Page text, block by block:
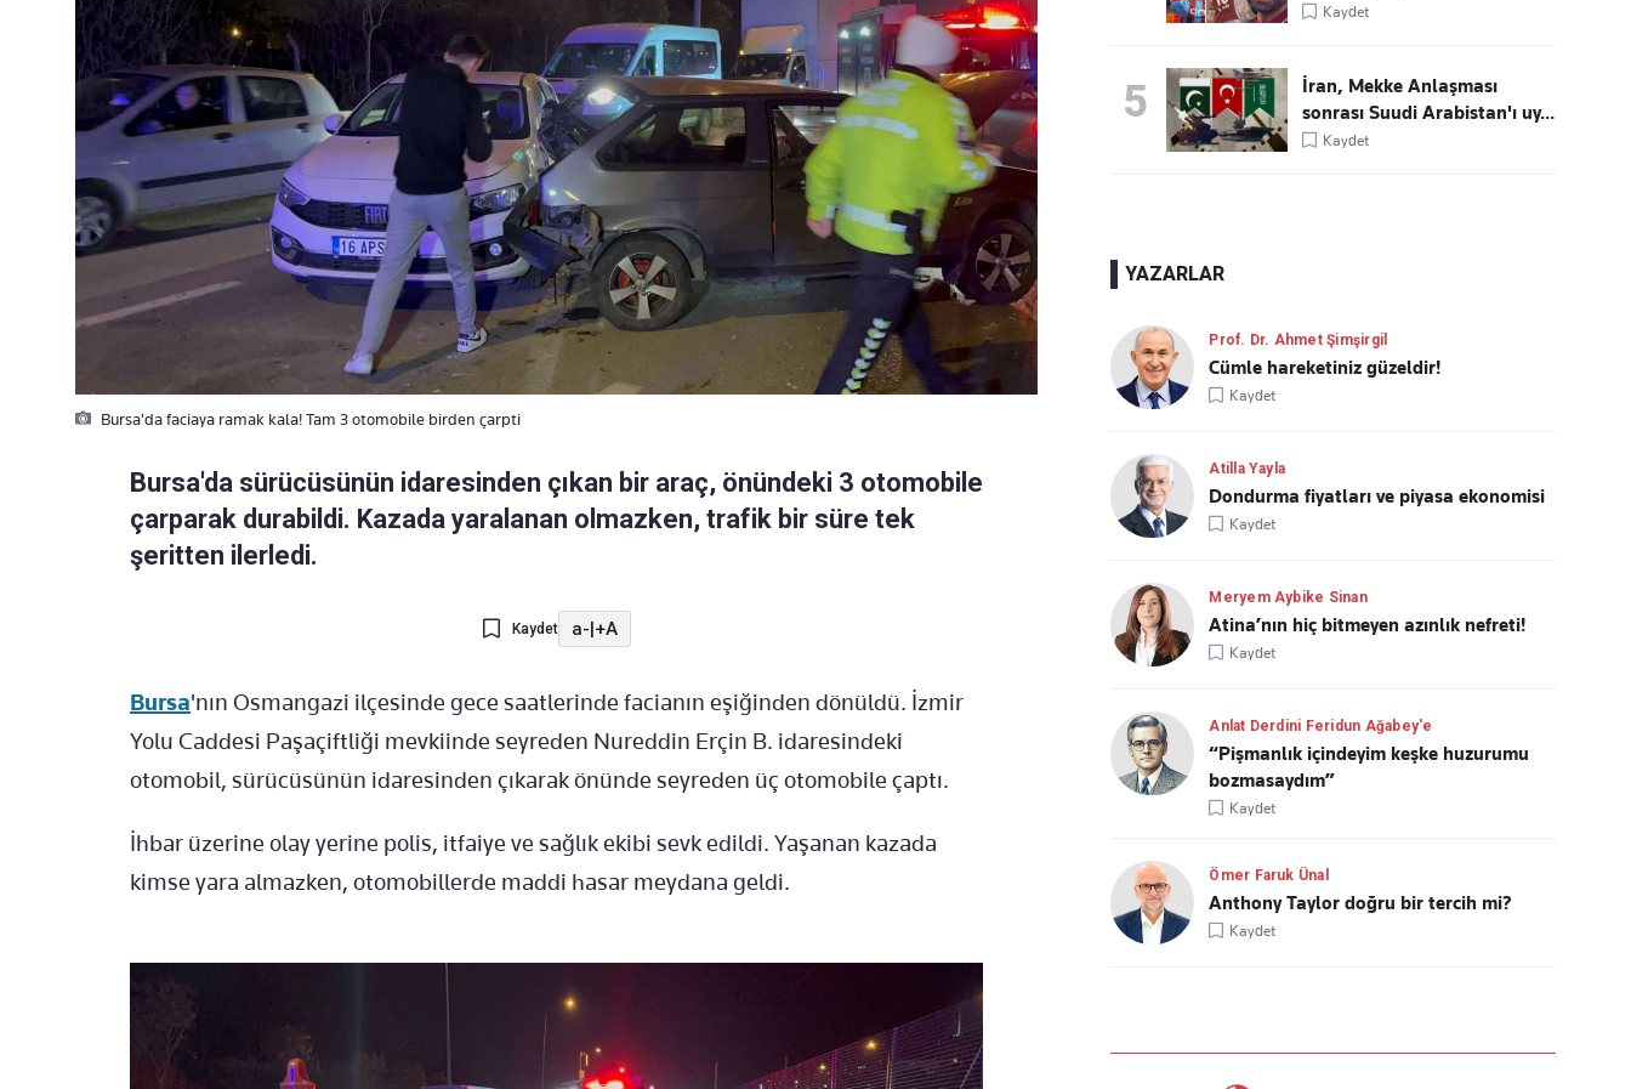
Bursa'da faciaya ramak kala! Tam 3 otomobile birden çarpti
Bursa'da sürücüsünün idaresinden çıkan bir araç, önündeki 3 otomobile
çarparak durabildi. Kazada yaralanan olmazken, trafik bir süre tek
şeritten ilerledi.
Kaydet a-|+A
Bursa'nın Osmangazi ilçesinde gece saatlerinde facianın eşiğinden dönüldü. İzmir
Yolu Caddesi Paşaçiftliği mevkiinde seyreden Nureddin Erçin B. idaresindeki
otomobil, sürücüsünün idaresinden çıkarak önünde seyreden üç otomobile çaptı.
İhbar üzerine olay yerine polis, itfaiye ve sağlık ekibi sevk edildi. Yaşanan kazada
kimse yara almazken, otomobillerde maddi hasar meydana geldi.
Kaydet
5
İran, Mekke Anlaşması
sonrası Suudi Arabistan'ı uy...
Kaydet
YAZARLAR
Prof. Dr. Ahmet Şimşirgil
Cümle hareketiniz güzeldir!
Kaydet
Atilla Yayla
Dondurma fiyatları ve piyasa ekonomisi
Kaydet
Meryem Aybike Sinan
Atina’nın hiç bitmeyen azınlık nefreti!
Kaydet
Anlat Derdini Feridun Ağabey'e
“Pişmanlık içindeyim keşke huzurumu
bozmasaydım”
Kaydet
Ömer Faruk Ünal
Anthony Taylor doğru bir tercih mi?
Kaydet